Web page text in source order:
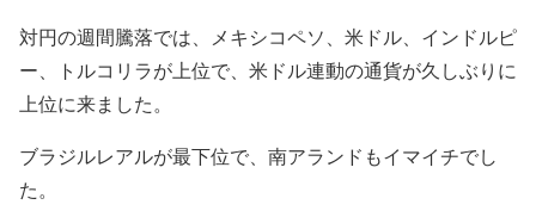
対円の週間騰落では、メキシコペソ、米ドル、インドルピ
ー、トルコリラが上位で、米ドル連動の通貨が久しぶりに
上位に来ました。
ブラジルレアルが最下位で、南アランドもイマイチでし
た。